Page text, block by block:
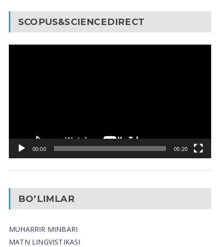
SCOPUS&SCIENCEDIRECT
00:00 05:20
BO’LIMLAR
MUHARRIR MINBARI
MATN LINGVISTIKASI